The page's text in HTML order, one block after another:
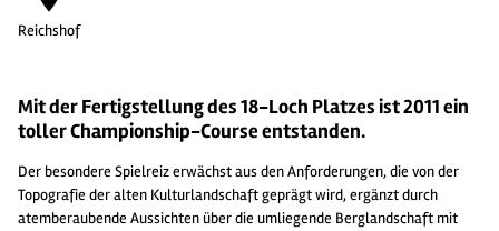
Reichshof
Mit der Fertigstellung des 18-Loch Platzes ist 2011 ein
toller Championship-Course entstanden.
Der besondere Spielreiz erwächst aus den Anforderungen, die von der
Topografie der alten Kulturlandschaft geprägt wird, ergänzt durch
atemberaubende Aussichten über die umliegende Berglandschaft mit